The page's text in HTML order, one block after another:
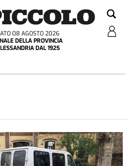
08 AGOSTO 2026
DELLA PROVINCIA
DAL 1925